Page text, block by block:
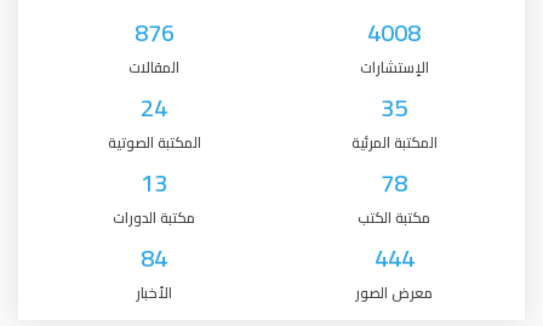
4008
الإستشارات
876
المقالات
35
المكتبة المرئية
24
المكتبة الصوتية
78
مكتبة الكتب
13
مكتبة الدورات
444
معرض الصور
84
الأخبار